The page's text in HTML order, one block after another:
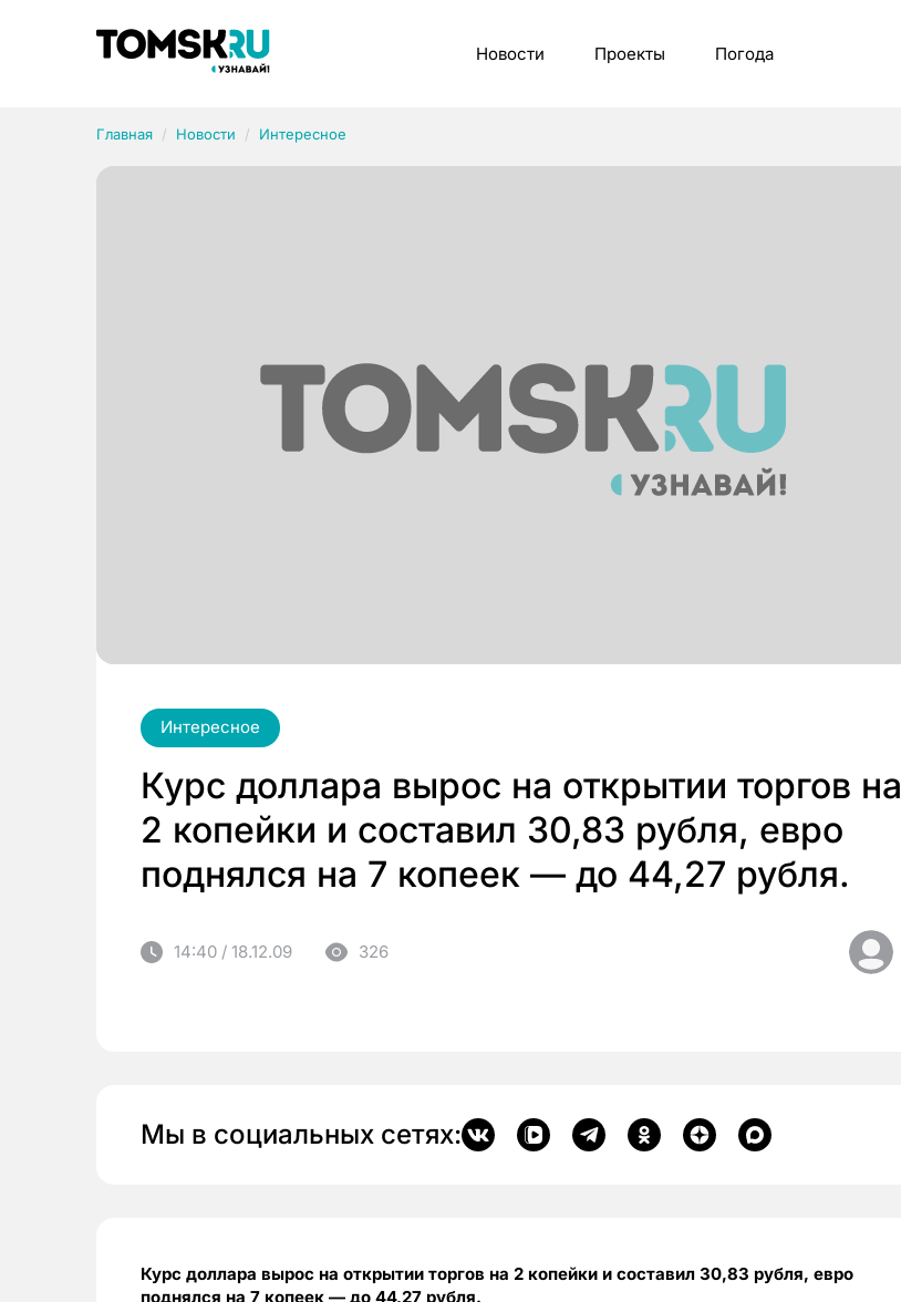
Новости Проекты Погода
Главная Новости Интересное
Интересное
Курс доллара вырос на открытии торгов на
2 копейки и составил 30,83 рубля, евро
поднялся на 7 копеек — до 44,27 рубля.
14:40 / 18.12.09 326
Мы в социальных сетях:
Курс доллара вырос на открытии торгов на 2 копейки и составил 30,83 рубля, евро
поднялся на 7 копеек — до 44,27 рубля.
Рубрики